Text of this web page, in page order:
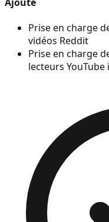
Prise en charge
vidéos Reddit
Prise en charge
lecteurs